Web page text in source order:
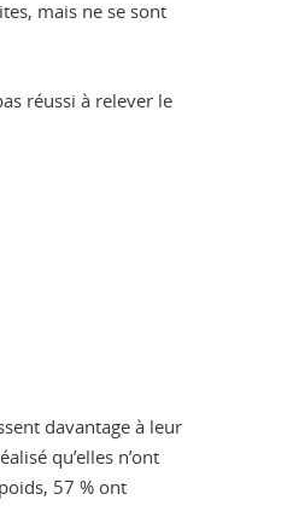
mais ne se sont
réussi à relever le
davantage à leur
qu’elles n’ont
57 % ont